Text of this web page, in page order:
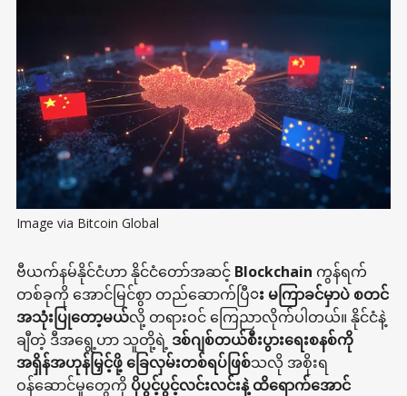
Image via Bitcoin Global
ဗီယက်နမ်နိုင်ငံဟာ နိုင်ငံတော်အဆင့် Blockchain ကွန်ရက်
တစ်ခုကို အောင်မြင်စွာ တည်ဆောက်ပြီး မကြာခင်မှာပဲ စတင်
အသုံးပြုတော့မယ်လို့ တရားဝင် ကြေညာလိုက်ပါတယ်။ နိုင်ငံနဲ့
ချီတဲ့ ဒီအရွေ့ဟာ သူတို့ရဲ့ ဒစ်ဂျစ်တယ်စီးပွားရေးစနစ်ကို
အရှိန်အဟုန်မြှင့်ဖို့ ခြေလှမ်းတစ်ရပ်ဖြစ်သလို အစိုးရ
ဝန်ဆောင်မှုတွေကို ပိုပွင့်ပွင့်လင်းလင်းနဲ့ ထိရောက်အောင်